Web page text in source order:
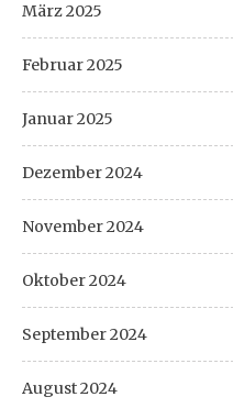
März 2025
Februar 2025
Januar 2025
Dezember 2024
November 2024
Oktober 2024
September 2024
August 2024